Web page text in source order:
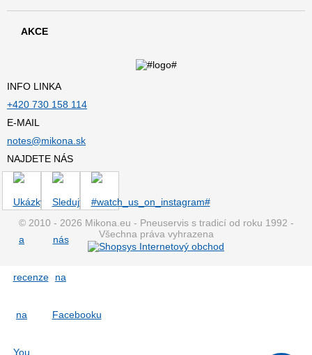
AKCE
INFO LINKA
+420 730 158 114
E-MAIL
notes@mikona.sk
NAJDETE NÁS
© 2010 - 2026 Mikona.eu - Pneuservis s tradicí od roku 1992 -
Všechna práva vyhrazena